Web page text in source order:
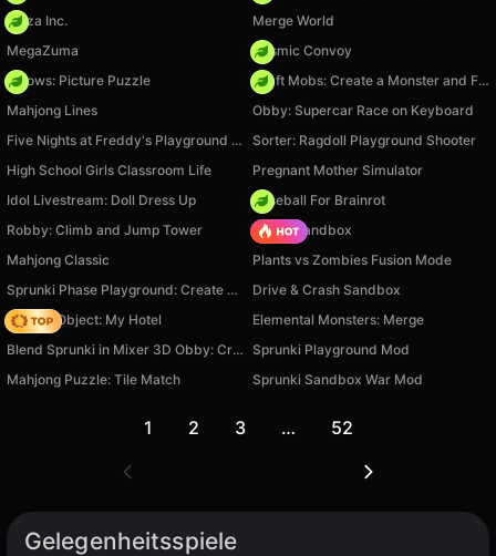
Pizza Inc.
Merge World
MegaZuma
Cosmic Convoy
Arrows: Picture Puzzle
Craft Mobs: Create a Monster and Fight!
Mahjong Lines
Obby: Supercar Race on Keyboard
Five Nights at Freddy's Playground Sandbox
Sorter: Ragdoll Playground Shooter
High School Girls Classroom Life
Pregnant Mother Simulator
Idol Livestream: Doll Dress Up
Baseball For Brainrot
Robby: Climb and Jump Tower
Melon Sandbox
Mahjong Classic
Plants vs Zombies Fusion Mode
Sprunki Phase Playground: Create Sprunki and Music
Drive & Crash Sandbox
Hidden Object: My Hotel
Elemental Monsters: Merge
Blend Sprunki in Mixer 3D Obby: Create Your Own Sprunki
Sprunki Playground Mod
Mahjong Puzzle: Tile Match
Sprunki Sandbox War Mod
1 2 3 … 52
Gelegenheitsspiele